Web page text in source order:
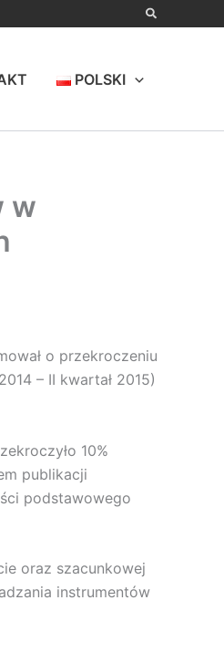
POLSKI
w
o przekroczeniu
– II kwartał 2015)
10%
publikacji
podstawowego
oraz szacunkowej
instrumentów